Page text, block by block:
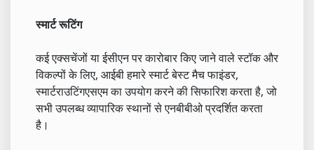
स्मार्ट रूटिंग
कई एक्सचेंजों या ईसीएन पर कारोबार किए जाने वाले स्टॉक और
विकल्पों के लिए, आईबी हमारे स्मार्ट बेस्ट मैच फाइंडर,
स्मार्टराउटिंगएसएम का उपयोग करने की सिफारिश करता है, जो
सभी उपलब्ध व्यापारिक स्थानों से एनबीबीओ प्रदर्शित करता
है।